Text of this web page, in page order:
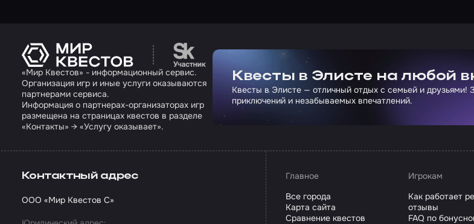
Перейти на сайт партнера Сколково
«Мир Квестов» - информационный сервис.
Организация игр и иные услуги оказываются
партнерами сервиса.
Информация о партнерах-организаторах игр
размещена на страницах квестов в разделе
«Контакты» → «Услугу оказывает».
Квесты в Элисте на любой
Квесты в Элисте — отличный отдых с семьей и
приключений и незабываемых впечатлений.
Контактный адрес
ООО «Мир Квестов С»
Главное
Все города
Карта сайта
Сравнение квестов
Игрокам
Как работает
отзывы
FAQ по